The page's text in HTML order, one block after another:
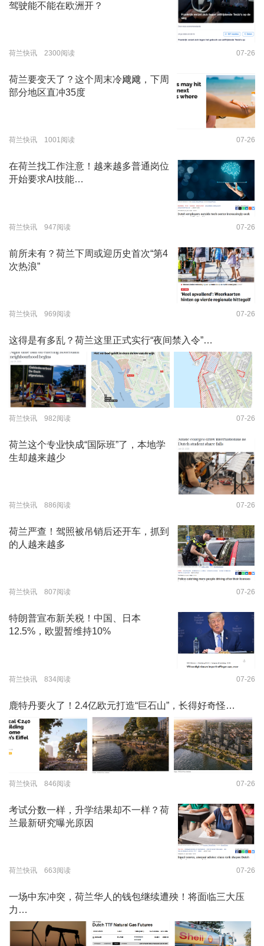
驾驶能不能在欧洲开？
荷兰快讯 2300阅读 07-26
荷兰要变天了？这个周末冷飕飕，下周
部分地区直冲35度
荷兰快讯 1001阅读 07-26
在荷兰找工作注意！越来越多普通岗位
开始要求AI技能…
荷兰快讯 947阅读 07-26
前所未有？荷兰下周或迎历史首次“第4
次热浪”
荷兰快讯 969阅读 07-26
这得是有多乱？荷兰这里正式实行“夜间禁入令”…
荷兰快讯 982阅读 07-26
荷兰这个专业快成“国际班”了，本地学
生却越来越少
荷兰快讯 886阅读 07-26
荷兰严查！驾照被吊销后还开车，抓到
的人越来越多
荷兰快讯 807阅读 07-26
特朗普宣布新关税！中国、日本
12.5%，欧盟暂维持10%
荷兰快讯 834阅读 07-26
鹿特丹要火了！2.4亿欧元打造“巨石山”，长得好奇怪…
荷兰快讯 846阅读 07-26
考试分数一样，升学结果却不一样？荷
兰最新研究曝光原因
荷兰快讯 663阅读 07-26
一场中东冲突，荷兰华人的钱包继续遭殃！将面临三大压
力…